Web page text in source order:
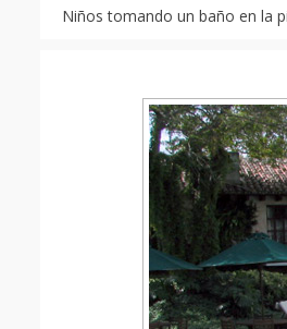
Niños tomando un baño en la